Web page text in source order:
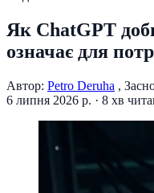
Як ChatGPT
означає для
Автор: Petro Deruha ,
6 липня 2026 р. · 8 хв